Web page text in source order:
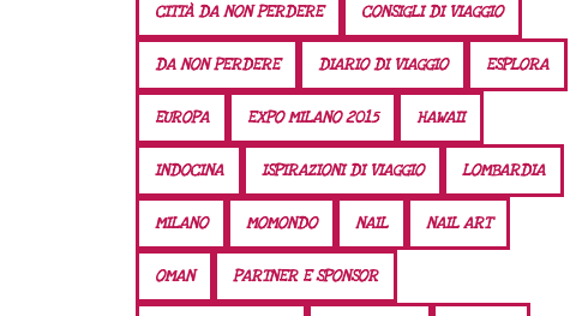
CITTÀ DA NON PERDERE CONSIGLI DI VIAGGIO
DA NON PERDERE DIARIO DI VIAGGIO ESPLORA
EUROPA EXPO MILANO 2015 HAWAII
INDOCINA ISPIRAZIONI DI VIAGGIO LOMBARDIA
MILANO MOMONDO NAIL NAIL ART
OMAN PARTNER E SPONSOR